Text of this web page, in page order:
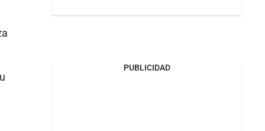
PUBLICIDAD